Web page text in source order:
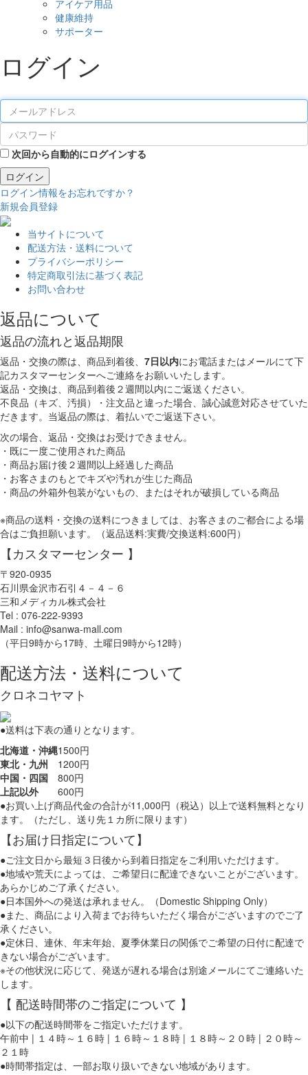
アイケア用品
健康維持
サポーター
ログイン
次回から自動的にログインする
ログイン
ログイン情報をお忘れですか？
新規会員登録
当サイトについて
配送方法・送料について
プライバシーポリシー
特定商取引法に基づく表記
お問い合わせ
返品について
返品の流れと返品期限
返品・交換の際は、商品到着後、 7日以内にお電話またはメールにて下
記カスタマーセンターへご連絡をお願いいたします。
返品・交換は、商品到着後２週間以内にご返送ください。
不良品（キズ、汚損）・注文品と違った場合、誠心誠意対応させていた
だきます。当返品の際は、着払いでご返送下さい。
次の場合、返品・交換はお受けできません。
・既に一度ご使用された商品
・商品お届け後２週間以上経過した商品
・お客さまのもとでキズや汚れが生じた商品
・商品の外箱外包装がないもの、またはそれが破損している商品
※商品の送料・交換の送料につきましては、お客さまのご都合による場
合はご負担願います。（返品送料:実費/交換送料:600円）
【カスタマーセンター 】
〒920-0935
石川県金沢市石引４－４－６
三和メディカル株式会社
Tel : 076-222-9393
Mail : info@sanwa-mall.com
（平日9時から17時、土曜日9時から12時）
配送方法・送料について
クロネコヤマト
●送料は下表の通りとなります。
北海道・沖縄1500円
東北・九州
1200円
中国・四国
800円
上記以外
600円
●お買い上げ商品代金の合計が11,000円（税込）以上で送料無料となり
ます。（ただし、送り先１カ所に限ります）
【お届け日指定について】
●ご注文日から最短３日後から到着日指定をご利用いただけます。
●地域や荒天によっては、ご希望日に配達できないことがございます。
あらかじめご了承ください。
●日本国外への発送は承れません。（Domestic Shipping Only）
●また、商品により入荷までお待ちいただく場合がございますのでご了
承ください。
●定休日、連休、年末年始、夏季休業日の関係でご希望の日付に配達で
きない場合がございます。
※その他状況に応じて、発送が遅れる場合は別途メールにてご連絡いた
します。
【 配送時間帯のご指定について 】
●以下の配送時間帯をご指定いただけます。
午前中 | １４時～１６時 | １６時～１８時 | １８時～２０時 | ２０時～
２１時
●時間帯指定は、一部お取り扱いできない地域があります。